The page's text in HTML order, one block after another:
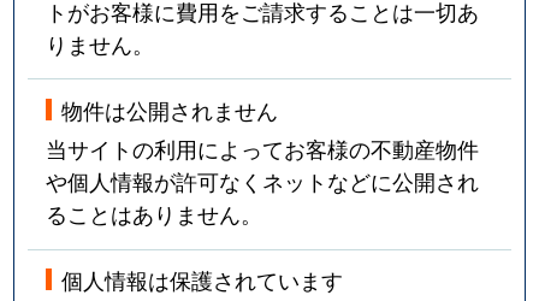
トがお客様に費用をご請求することは一切あ
りません。
物件は公開されません
当サイトの利用によってお客様の不動産物件
や個人情報が許可なくネットなどに公開され
ることはありません。
個人情報は保護されています